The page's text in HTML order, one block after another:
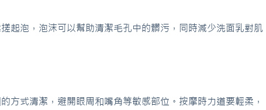
起泡，泡沫可以幫助清潔毛孔中的髒污，同時減少洗面乳對肌
方式清潔，避開眼周和嘴角等敏感部位。按摩時力道要輕柔，